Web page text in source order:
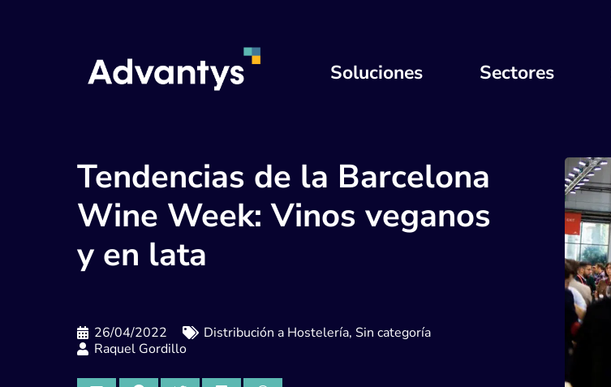
Soluciones Sectores
Tendencias de la Barcelona
Wine Week: Vinos veganos
y en lata
26/04/2022 Distribución a Hostelería, Sin categoría
Raquel Gordillo